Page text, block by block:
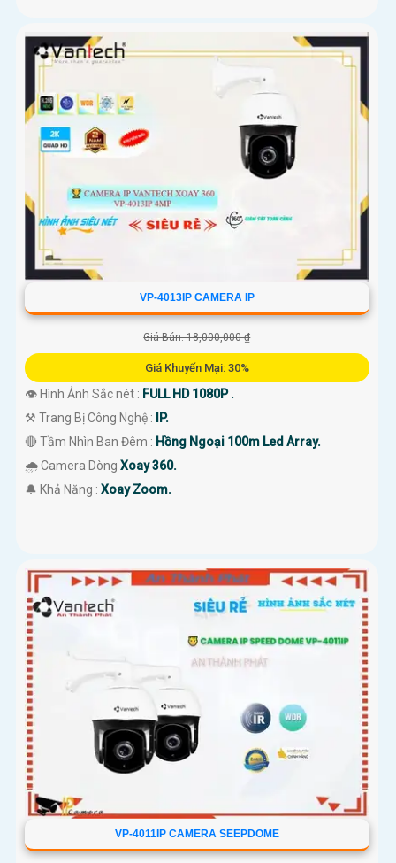
VP-4013IP CAMERA IP
Giá Bán: 18,000,000 ₫
Giá Khuyến Mại: 30%
👁 Hình Ảnh Sắc nét : FULL HD 1080P .
⚒ Trang Bị Công Nghệ :
IP.
🔴 Tầm Nhìn Ban Đêm : Hồng Ngoại 100m Led Array.
🌧️ Camera Dòng Xoay 360.
️🔔 Khả Năng : Xoay Zoom.
VP-4011IP CAMERA SEEPDOME